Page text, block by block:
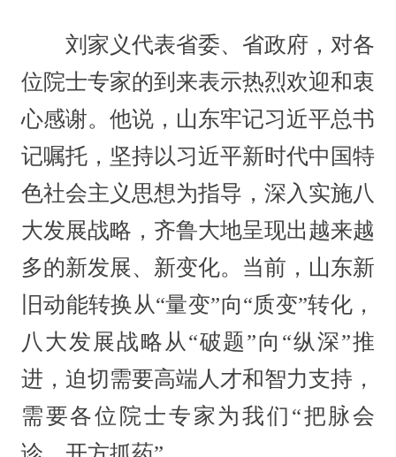
刘家义代表省委、省政府，对各
位院士专家的到来表示热烈欢迎和衷
心感谢。他说，山东牢记习近平总书
记嘱托，坚持以习近平新时代中国特
色社会主义思想为指导，深入实施八
大发展战略，齐鲁大地呈现出越来越
多的新发展、新变化。当前，山东新
旧动能转换从“量变”向“质变”转化，
八大发展战略从“破题”向“纵深”推
进，迫切需要高端人才和智力支持，
需要各位院士专家为我们“把脉会